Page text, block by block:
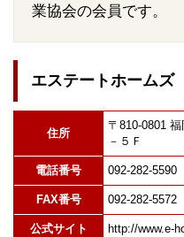
業協会の会員です。
エステートホームズ
住所
〒810-0801
－５Ｆ
電話番号 092-282-5590
FAX番号 092-282-5572
公式サイト http://www.e-